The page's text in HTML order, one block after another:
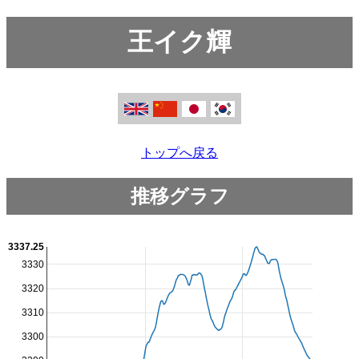
王イク輝
トップへ戻る
推移グラフ
3300
3310
3320
3330
3337.25